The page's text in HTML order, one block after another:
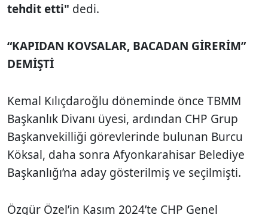
tehdit etti" dedi.
“KAPIDAN KOVSALAR, BACADAN GİRERİM”
DEMİŞTİ
Kemal Kılıçdaroğlu döneminde önce TBMM
Başkanlık Divanı üyesi, ardından CHP Grup
Başkanvekilliği görevlerinde bulunan Burcu
Köksal, daha sonra Afyonkarahisar Belediye
Başkanlığı’na aday gösterilmiş ve seçilmişti.
Özgür Özel’in Kasım 2024’te CHP Genel